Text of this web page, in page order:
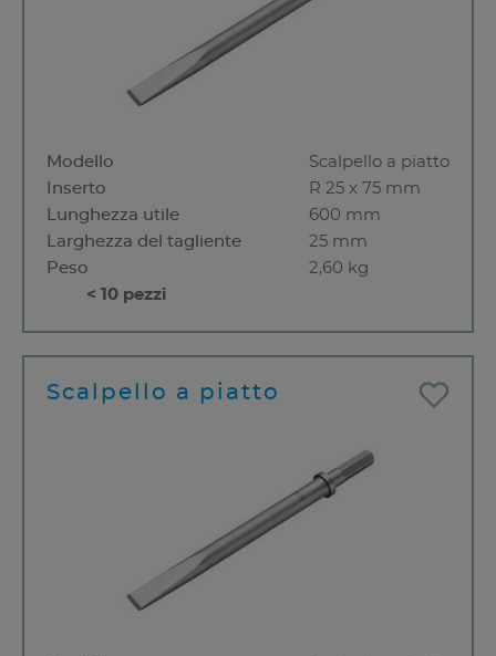
Modello
Scalpello a piatto
Inserto
R 25 x 75 mm
Lunghezza utile
600 mm
Larghezza del tagliente
25 mm
Peso
2,60 kg
< 10 pezzi
Scalpello a piatto